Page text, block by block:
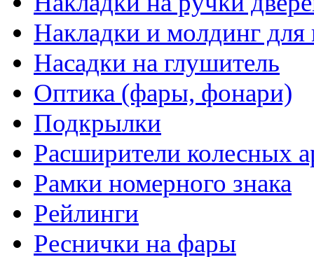
Накладки и молдинг для
Насадки на глушитель
Оптика (фары, фонари)
Подкрылки
Расширители колесных
Рамки номерного знака
Рейлинги
Реснички на фары